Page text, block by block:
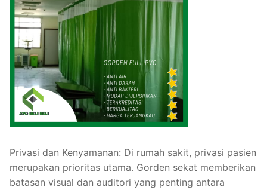
Privasi dan Kenyamanan: Di rumah sakit, privasi pasien
merupakan prioritas utama. Gorden sekat memberikan
batasan visual dan auditori yang penting antara